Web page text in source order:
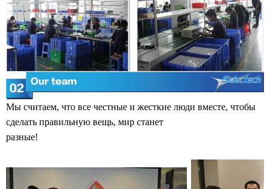
Мы считаем, что все честные и жесткие люди вместе, чтобы
сделать правильную вещь, мир станет
разные!